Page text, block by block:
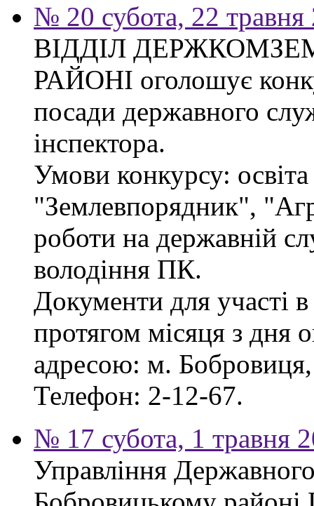
№ 20 субота, 22 травня
ВІДДІЛ
РАЙОНІ оголошує
посади державного
інспектора.
Умови конкурсу:
"Землевпорядник",
роботи на державній
володіння ПК.
Документи для участі
протягом місяця з дня
адресою: м.
Телефон: 2-12-67.
№ 17 субота, 1 травня
Управління